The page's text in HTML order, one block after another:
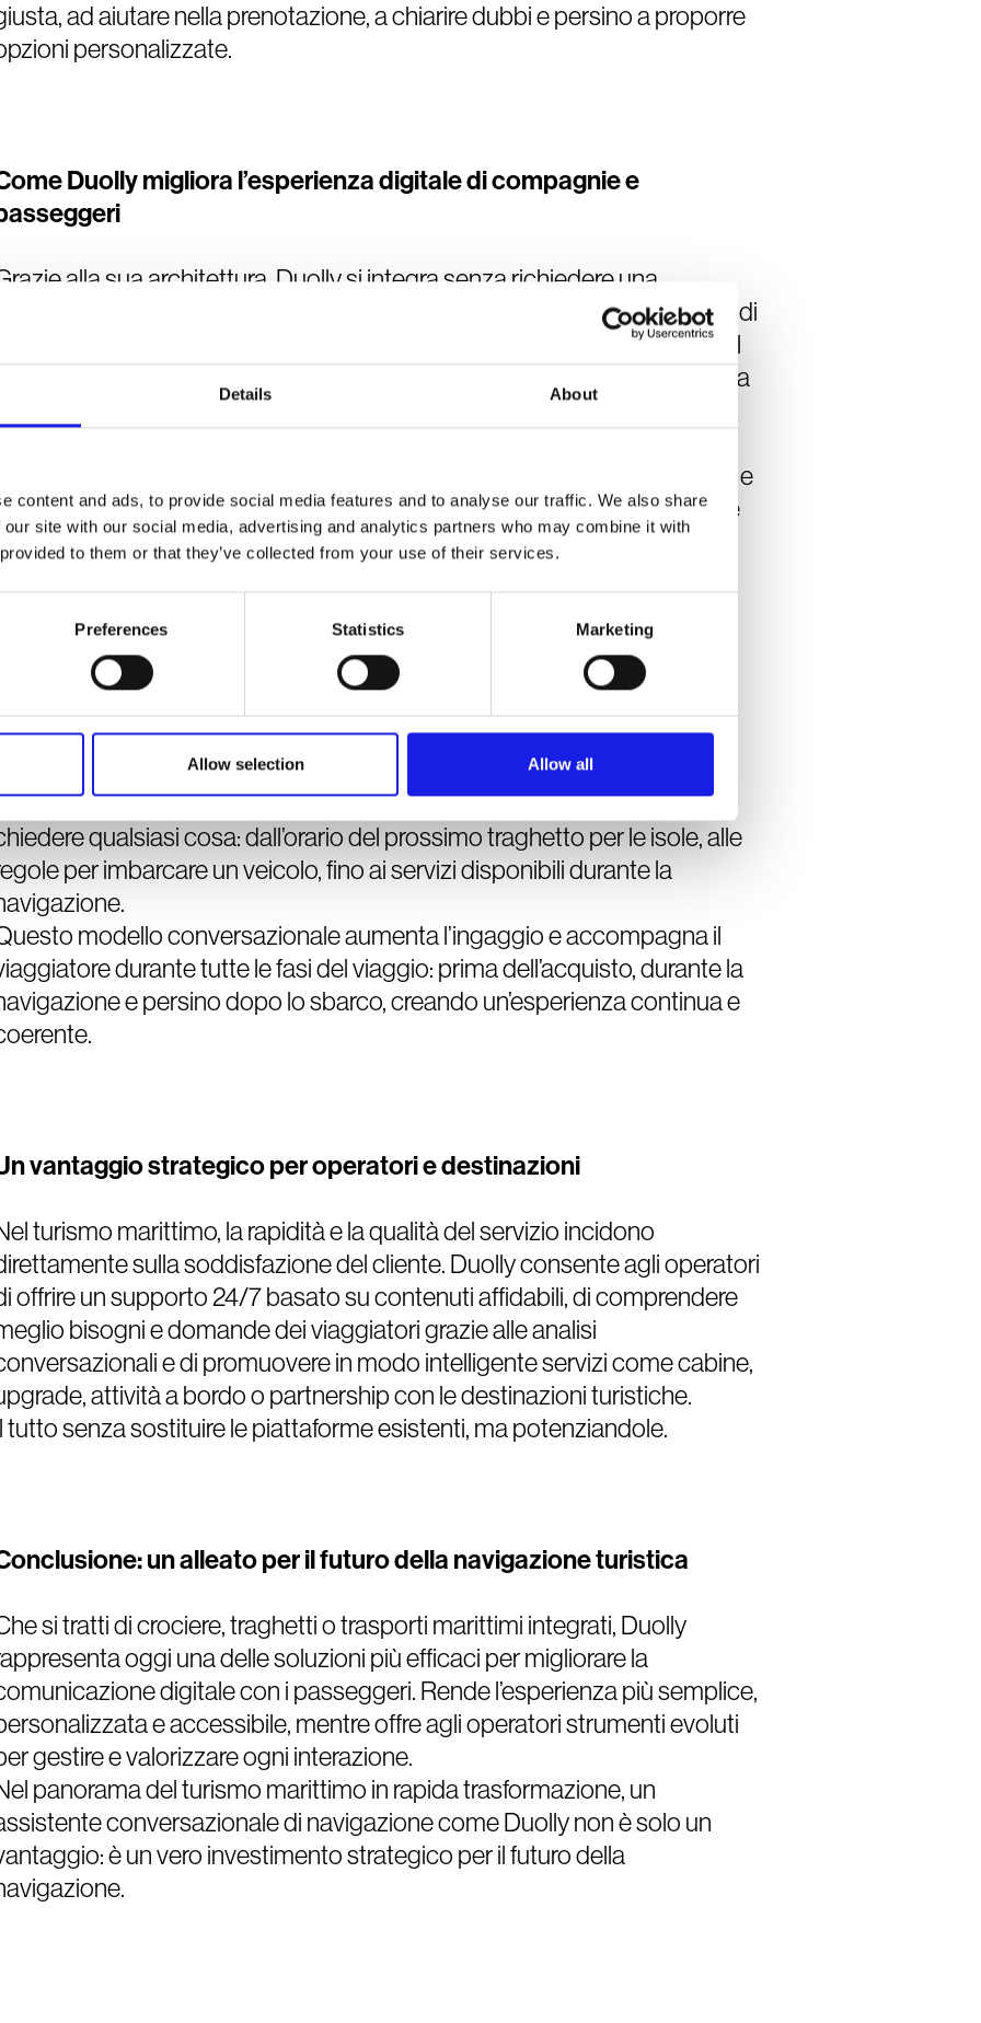
Details About
content and ads, to provide social media features and to analyse our traffic. We also share
site with our social media, advertising and analytics partners who may combine it with
to them or that they’ve collected from your use of their services.
Preferences Statistics Marketing
Allow selection Allow all
ad aiutare nella prenotazione, a chiarire dubbi e persino a proporre
personalizzate.
Duolly migliora l’esperienza digitale di compagnie e
alla sua architettura, Duolly si integra senza richiedere una
totale delle piattaforme esistenti. Il back-office consente di
tono di voce, percorsi conversazionali, micro-contenuti e call
action orientate all’azione: prenotare un biglietto, verificare lo stato della
consultare le condizioni meteo del porto, accedere ai servizi di
i passeggeri, questo si traduce in un’esperienza più fluida, immediata e
di incertezze. Per la compagnia, significa una gestione più efficiente
richieste, una riduzione del carico sui contact center e una migliore
più rivoluzionario di Duolly è la sua capacità di rendere
accessibile tramite conversazione. L’utente può
qualsiasi cosa: dall’orario del prossimo traghetto per le isole, alle
per imbarcare un veicolo, fino ai servizi disponibili durante la
modello conversazionale aumenta l’ingaggio e accompagna il
durante tutte le fasi del viaggio: prima dell’acquisto, durante la
e persino dopo lo sbarco, creando un’esperienza continua e
vantaggio strategico per operatori e destinazioni
turismo marittimo, la rapidità e la qualità del servizio incidono
sulla soddisfazione del cliente. Duolly consente agli operatori
offrire un supporto 24/7 basato su contenuti affidabili, di comprendere
bisogni e domande dei viaggiatori grazie alle analisi
e di promuovere in modo intelligente servizi come cabine,
attività a bordo o partnership con le destinazioni turistiche.
tutto senza sostituire le piattaforme esistenti, ma potenziandole.
un alleato per il futuro della navigazione turistica
si tratti di crociere, traghetti o trasporti marittimi integrati, Duolly
oggi una delle soluzioni più efficaci per migliorare la
digitale con i passeggeri. Rende l’esperienza più semplice,
e accessibile, mentre offre agli operatori strumenti evoluti
gestire e valorizzare ogni interazione.
panorama del turismo marittimo in rapida trasformazione, un
conversazionale di navigazione come Duolly non è solo un
è un vero investimento strategico per il futuro della